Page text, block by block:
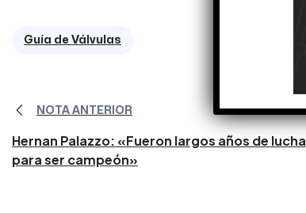
Guía de Válvulas
NOTA ANTERIOR
Hernan Palazzo: «Fueron largos años de lucha
para ser campeón»